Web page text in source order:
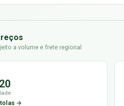
a volume e frete regional
→